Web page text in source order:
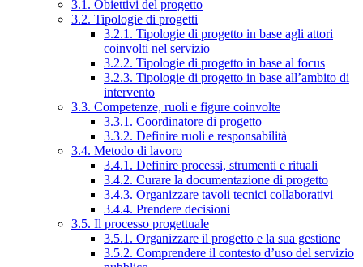
3.1. Obiettivi del progetto
3.2. Tipologie di progetti
3.2.1. Tipologie di progetto in base agli attori
coinvolti nel servizio
3.2.2. Tipologie di progetto in base al focus
3.2.3. Tipologie di progetto in base all’ambito di
intervento
3.3. Competenze, ruoli e figure coinvolte
3.3.1. Coordinatore di progetto
3.3.2. Definire ruoli e responsabilità
3.4. Metodo di lavoro
3.4.1. Definire processi, strumenti e rituali
3.4.2. Curare la documentazione di progetto
3.4.3. Organizzare tavoli tecnici collaborativi
3.4.4. Prendere decisioni
3.5. Il processo progettuale
3.5.1. Organizzare il progetto e la sua gestione
3.5.2. Comprendere il contesto d’uso del servizio